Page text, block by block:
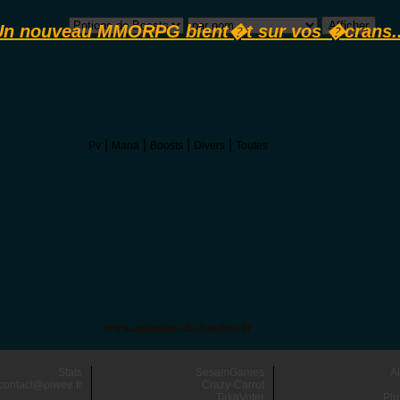
Pv| Mana Boosts Divers Toutes
www.assassins-de-lombre.fr
nouveau MMORPG bient�t sur vos